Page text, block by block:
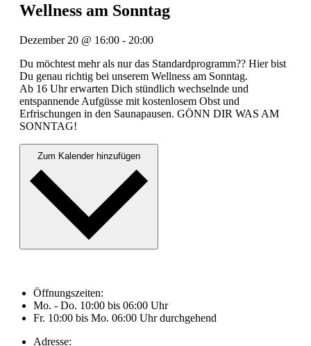
Wellness am Sonntag
Dezember 20 @ 16:00 - 20:00
Du möchtest mehr als nur das Standardprogramm?? Hier bist
Du genau richtig bei unserem Wellness am Sonntag.
Ab 16 Uhr erwarten Dich stündlich wechselnde und
entspannende Aufgüsse mit kostenlosem Obst und
Erfrischungen in den Saunapausen. GÖNN DIR WAS AM
SONNTAG!
Öffnungszeiten:
Mo. - Do. 10:00 bis 06:00 Uhr
Fr. 10:00 bis Mo. 06:00 Uhr durchgehend
Adresse: